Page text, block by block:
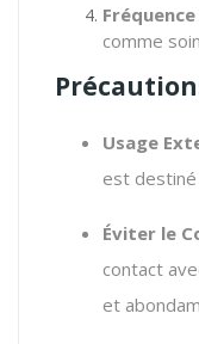
Fréquence
comme
Usage
est destiné
Éviter le
contact
et